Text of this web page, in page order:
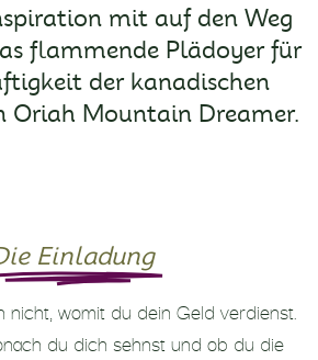
mit auf den Weg
flammende Plädoyer für
der kanadischen
Oriah Mountain Dreamer.
Einladung
nicht, womit du dein Geld verdienst.
du dich sehnst und ob du die